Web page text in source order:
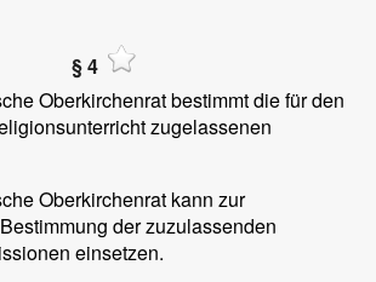
§ 4
Oberkirchenrat bestimmt die für den
zugelassenen
Oberkirchenrat kann zur
der zuzulassenden
einsetzen.